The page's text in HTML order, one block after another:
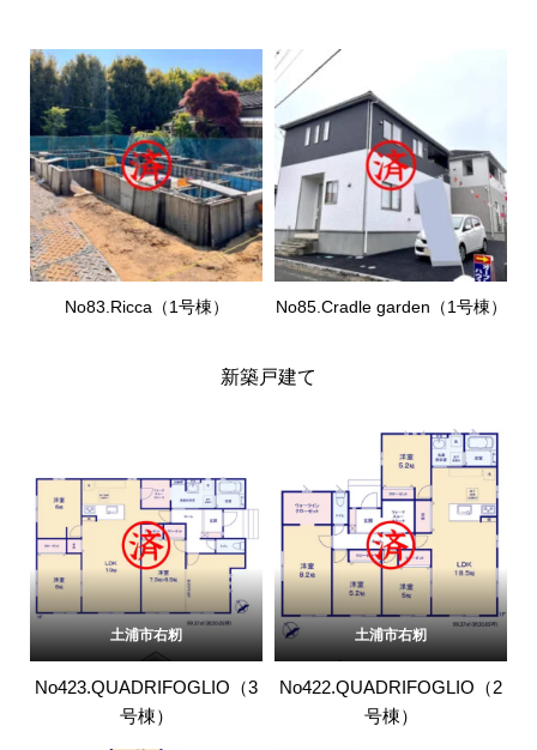
No83.Ricca（1号棟） No85.Cradle garden（1号棟）
新築戸建て
土浦市右籾
No423.QUADRIFOGLIO（3
号棟）
土浦市右籾
No422.QUADRIFOGLIO（2
号棟）